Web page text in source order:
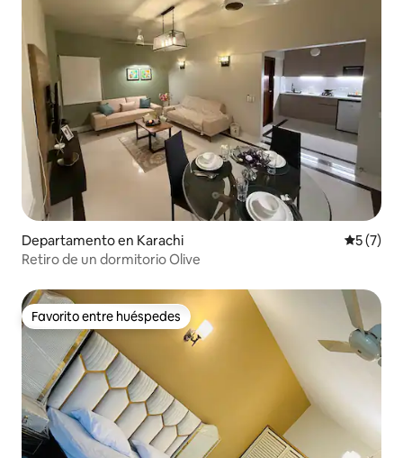
Departamento en Karachi
5 (7)
Retiro de un dormitorio Olive
Favorito entre huéspedes
Favorito entre huéspedes